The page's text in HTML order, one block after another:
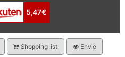
5,47€
Shopping list Envie